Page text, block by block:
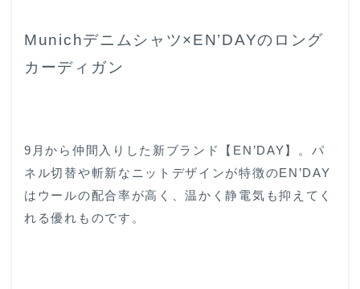
Munichデニムシャツ×EN’DAYのロング
カーディガン
9月から仲間入りした新ブランド【EN’DAY】。パ
ネル切替や斬新なニットデザインが特徴のEN’DAY
はウールの配合率が高く、温かく静電気も抑えてく
れる優れものです。